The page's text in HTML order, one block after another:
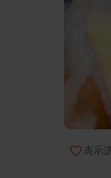
表示